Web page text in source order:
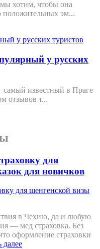
хотим, чтобы она
эм...
у русских
известный в Праге
отзывов т...
для
для новичков
в Чехию, да и любую
— мед страховка. Без
оформление страховки
далее